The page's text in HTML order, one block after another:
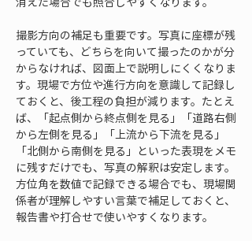
撮影方向の補足も重要です。写真に座標が残
っていても、どちらを向いて撮ったのかが分
からなければ、図面上で説明しにくくなりま
す。現場で方位や進行方向を意識して記録し
ておくと、後工程の負担が減ります。たとえ
ば、「起点側から終点側を見る」「道路右側
から左側を見る」「上流から下流を見る」
「北側から南側を見る」といった表現をメモ
に残すだけでも、写真の解釈は安定します。
方位角を数値で記録できる場合でも、現場関
係者が理解しやすい言葉で補足しておくと、
報告書や打合せで使いやすくなります。